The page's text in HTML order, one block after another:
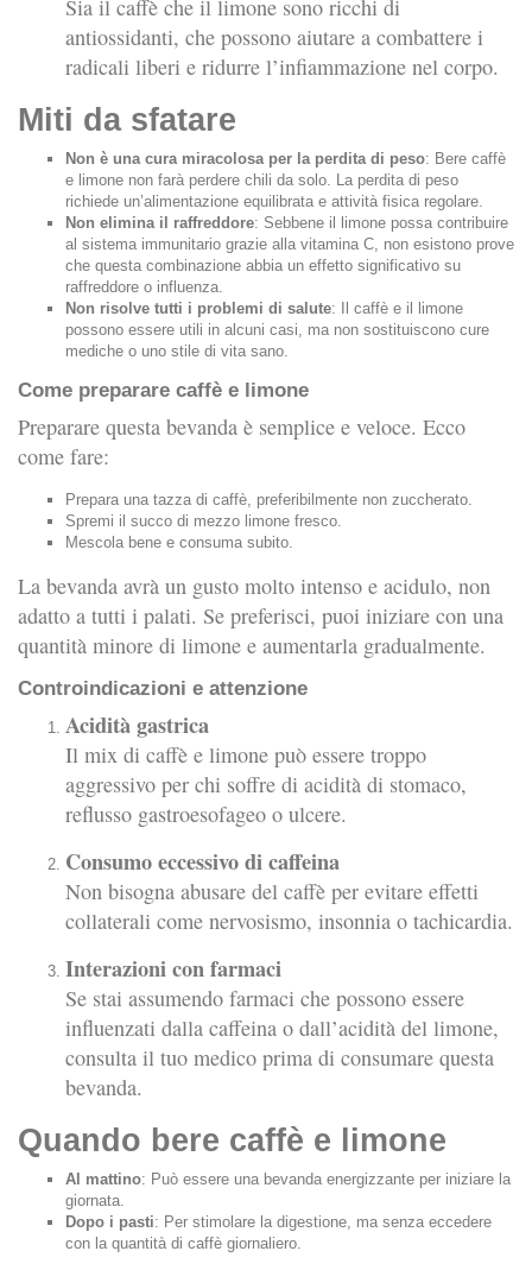
Sia il caffè che il limone sono ricchi di
antiossidanti, che possono aiutare a combattere i
radicali liberi e ridurre l’infiammazione nel corpo.
Miti da sfatare
Non è una cura miracolosa per la perdita di peso: Bere caffè
e limone non farà perdere chili da solo. La perdita di peso
richiede un’alimentazione equilibrata e attività fisica regolare.
Non elimina il raffreddore: Sebbene il limone possa contribuire
al sistema immunitario grazie alla vitamina C, non esistono prove
che questa combinazione abbia un effetto significativo su
raffreddore o influenza.
Non risolve tutti i problemi di salute: Il caffè e il limone
possono essere utili in alcuni casi, ma non sostituiscono cure
mediche o uno stile di vita sano.
Come preparare caffè e limone
Preparare questa bevanda è semplice e veloce. Ecco
come fare:
Prepara una tazza di caffè, preferibilmente non zuccherato.
Spremi il succo di mezzo limone fresco.
Mescola bene e consuma subito.
La bevanda avrà un gusto molto intenso e acidulo, non
adatto a tutti i palati. Se preferisci, puoi iniziare con una
quantità minore di limone e aumentarla gradualmente.
Controindicazioni e attenzione
Acidità gastrica
Il mix di caffè e limone può essere troppo
aggressivo per chi soffre di acidità di stomaco,
reflusso gastroesofageo o ulcere.
Consumo eccessivo di caffeina
Non bisogna abusare del caffè per evitare effetti
collaterali come nervosismo, insonnia o tachicardia.
Interazioni con farmaci
Se stai assumendo farmaci che possono essere
influenzati dalla caffeina o dall’acidità del limone,
consulta il tuo medico prima di consumare questa
bevanda.
Quando bere caffè e limone
Al mattino: Può essere una bevanda energizzante per iniziare la
giornata.
Dopo i pasti: Per stimolare la digestione, ma senza eccedere
con la quantità di caffè giornaliero.